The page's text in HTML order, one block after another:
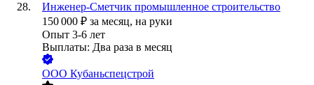
Инженер-Сметчик промышленное строительство
150 000 ₽ за месяц, на руки
Опыт 3-6 лет
Выплаты: Два раза в месяц
ООО Кубаньспецстрой